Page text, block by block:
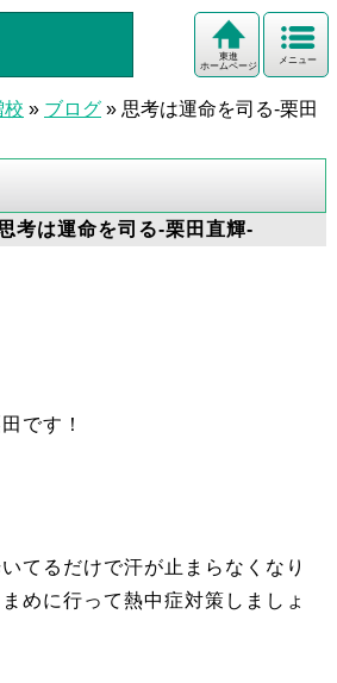
メニュー
東進
ホームページ
校 » ブログ » 思考は運命を司る-栗田
は運命を司る-栗田直輝-
です！
てるだけで汗が止まらなくなり
めに行って熱中症対策しましょ